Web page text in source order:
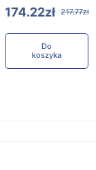
174.22zł 217.77zł
Do
koszyka